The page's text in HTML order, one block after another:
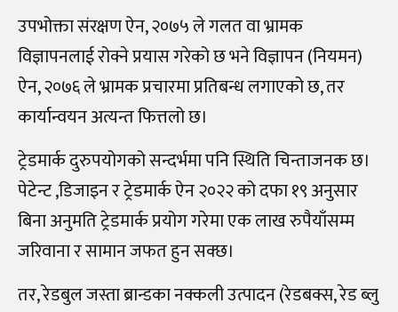
उपभोक्ता संरक्षण ऐन, २०७५ ले गलत वा भ्रामक
विज्ञापनलाई रोक्ने प्रयास गरेको छ भने विज्ञापन (नियमन)
ऐन, २०७६ ले भ्रामक प्रचारमा प्रतिबन्ध लगाएको छ, तर
कार्यान्वयन अत्यन्त फित्तलो छ।
ट्रेडमार्क दुरुपयोगको सन्दर्भमा पनि स्थिति चिन्ताजनक छ।
पेटेन्ट ,डिजाइन र ट्रेडमार्क ऐन २०२२ को दफा १९ अनुसार
बिना अनुमति ट्रेडमार्क प्रयोग गरेमा एक लाख रुपैयाँसम्म
जरिवाना र सामान जफत हुन सक्छ।
तर, रेडबुल जस्ता ब्रान्डका नक्कली उत्पादन (रेडबक्स, रेड ब्लु